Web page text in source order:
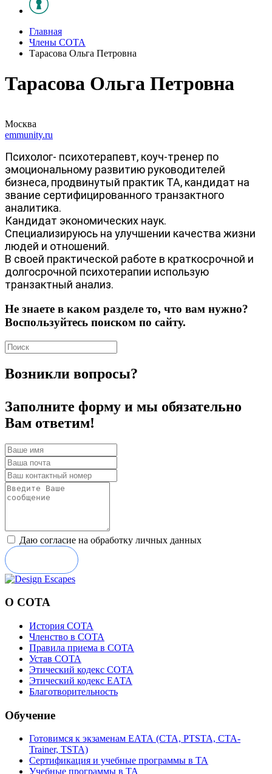
Главная
Члены СОТА
Тарасова Ольга Петровна
Тарасова Ольга Петровна
Москва
emmunity.ru
Психолог- психотерапевт, коуч-тренер по
эмоциональному развитию руководителей
бизнеса, продвинутый практик ТА, кандидат на
звание сертифицированного транзактного
аналитика.
Кандидат экономических наук.
Специализируюсь на улучшении качества жизни
людей и отношений.
В своей практической работе в краткосрочной и
долгосрочной психотерапии использую
транзактный анализ.
Не знаете в каком разделе то, что вам нужно?
Воспользуйтесь поиском по сайту.
Возникли вопросы?
Заполните форму и мы обязательно
Вам ответим!
Даю согласие на обработку личных данных
О СОТА
История СОТА
Членство в СОТА
Правила приема в СОТА
Устав СОТА
Этический кодекс СОТА
Этический кодекс ЕАТА
Благотворительность
Обучение
Готовимся к экзаменам ЕАТА (СТА, PTSTA, СТА-
Trainer, TSTA)
Сертификация и учебные программы в ТА
Учебные программы в ТА